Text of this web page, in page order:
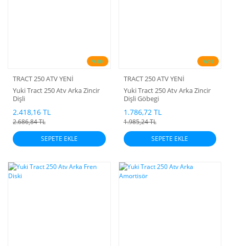
%10
TRACT 250 ATV YENİ
Yuki Tract 250 Atv Arka Zincir
Dişli
2.418,16 TL
2.686,84 TL
SEPETE EKLE
%10
TRACT 250 ATV YENİ
Yuki Tract 250 Atv Arka Zincir
Dişli Göbegi
1.786,72 TL
1.985,24 TL
SEPETE EKLE